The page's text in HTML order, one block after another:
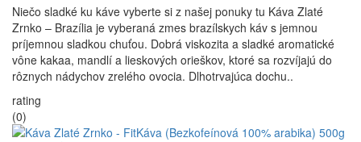
Niečo sladké ku káve vyberte si z našej ponuky tu Káva Zlaté
Zrnko – Brazília je vyberaná zmes brazílskych káv s jemnou
príjemnou sladkou chuťou. Dobrá viskozita a sladké aromatické
vône kakaa, mandlí a lieskových orieškov, ktoré sa rozvíjajú do
rôznych nádychov zrelého ovocia. Dlhotrvajúca dochu..
rating
(0)